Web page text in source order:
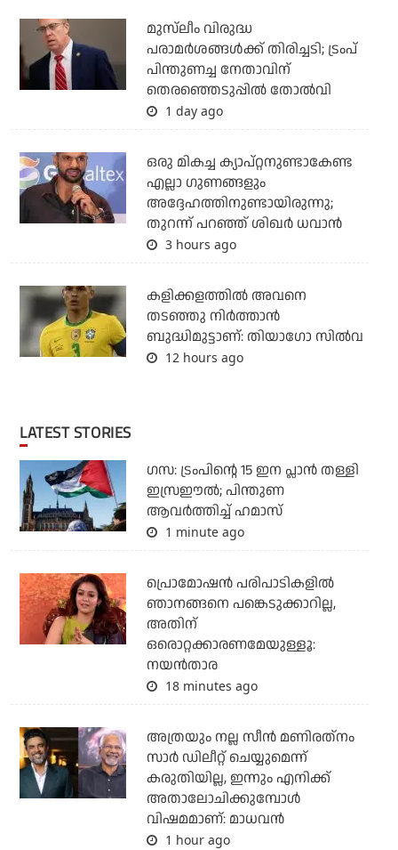
മുസ്‌ലീം വിരുദ്ധ
പരാമര്‍ശങ്ങള്‍ക്ക് തിരിച്ചടി; ട്രംപ്
പിന്തുണച്ച നേതാവിന്
തെരഞ്ഞെടുപ്പില്‍ തോല്‍വി
1 day ago
ഒരു മികച്ച ക്യാപ്റ്റനുണ്ടാകേണ്ട
എല്ലാ ഗുണങ്ങളും
അദ്ദേഹത്തിനുണ്ടായിരുന്നു;
തുറന്ന് പറഞ്ഞ് ശിഖര്‍ ധവാന്‍
3 hours ago
കളിക്കളത്തില്‍ അവനെ
തടഞ്ഞു നിര്‍ത്താന്‍
ബുദ്ധിമുട്ടാണ്: തിയാഗോ സില്‍വ
12 hours ago
LATEST STORIES
ഗസ: ട്രംപിന്റെ 15 ഇന പ്ലാന്‍ തള്ളി
ഇസ്രഈല്‍; പിന്തുണ
ആവര്‍ത്തിച്ച് ഹമാസ്
1 minute ago
പ്രൊമോഷന്‍ പരിപാടികളില്‍
ഞാനങ്ങനെ പങ്കെടുക്കാറില്ല,
അതിന്
ഒരൊറ്റക്കാരണമേയുള്ളൂ:
നയന്‍താര
18 minutes ago
അത്രയും നല്ല സീന്‍ മണിരത്‌നം
സാര്‍ ഡിലീറ്റ് ചെയ്യുമെന്ന്
കരുതിയില്ല, ഇന്നും എനിക്ക്
അതാലോചിക്കുമ്പോള്‍
വിഷമമാണ്: മാധവന്‍
1 hour ago